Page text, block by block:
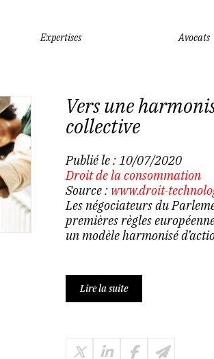
Expertises Avocats
Vers une
collective
Publié le :10/07/2020
Droit de la consommation
Source : www.droit-
Les négociateurs du
premières règles
un modèle harmonisé
Lire la suite